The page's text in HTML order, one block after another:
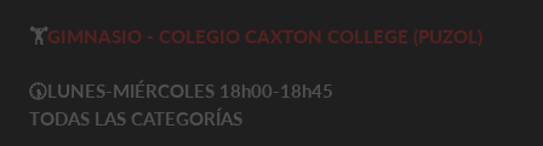
🏋️GIMNASIO - COLEGIO CAXTON COLLEGE (PUZOL)
🕠LUNES-MIÉRCOLES 18h00-18h45
TODAS LAS CATEGORÍAS